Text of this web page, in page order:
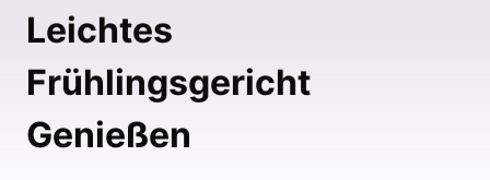
Leichtes
Frühlingsgericht
Genießen